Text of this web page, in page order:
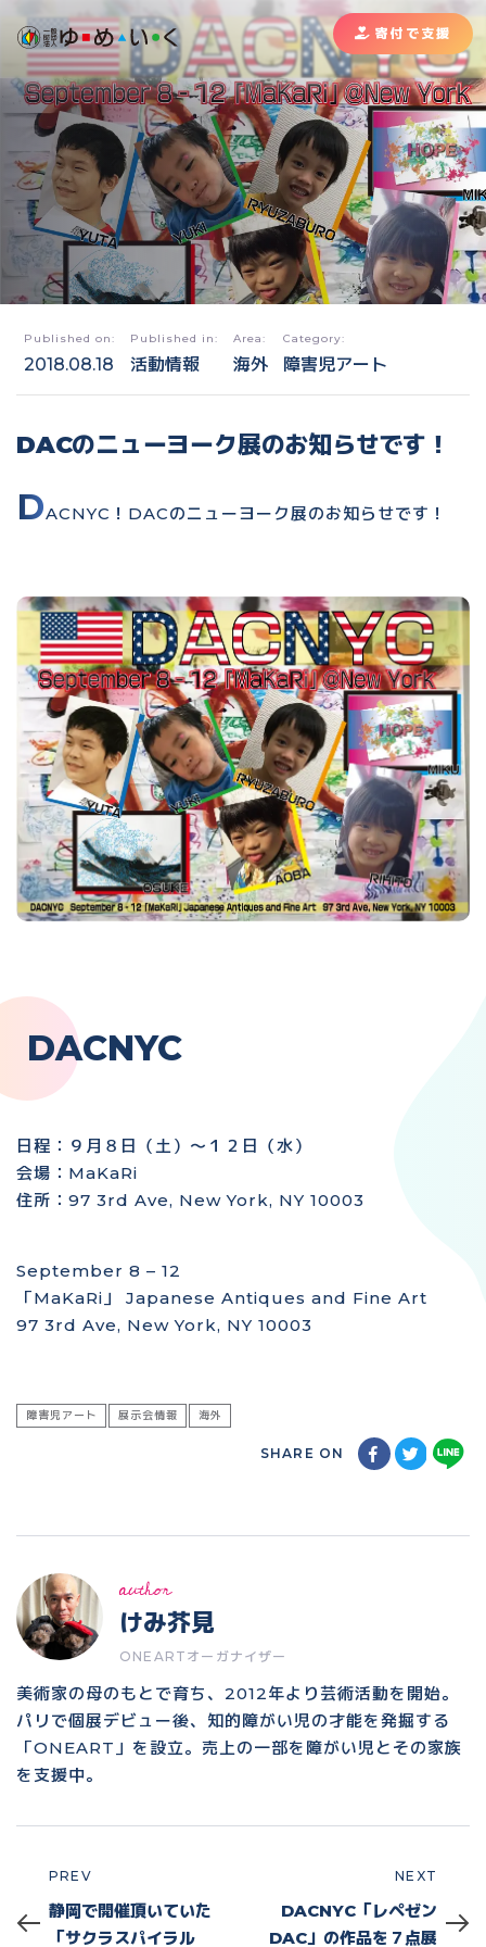
寄付で支援
Published on:
2018.08.18
Published in:
活動情報
Area:
海外
Category:
障害児アート
DACのニューヨーク展のお知らせです！
DACNYC！DACのニューヨーク展のお知らせです！
DACNYC
日程：９月８日（土）〜１２日（水）
会場：MaKaRi
住所：97 3rd Ave, New York, NY 10003
September 8 – 12
「MaKaRi」 Japanese Antiques and Fine Art
97 3rd Ave, New York, NY 10003
障害児アート 展示会情報 海外
SHARE ON
author
けみ芥見
ONEARTオーガナイザー
美術家の母のもとで育ち、2012年より芸術活動を開始。
パリで個展デビュー後、知的障がい児の才能を発掘する
「ONEART」を設立。売上の一部を障がい児とその家族
を支援中。
Prev
PREV
静岡で開催頂いていた
「サクラスパイラル
NEXT
DACNYC「レペゼン
DAC」の作品を７点展